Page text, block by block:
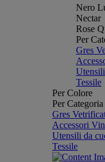
Nero
Nectar
Rose
Per
Gres
Tessile
Per Colore
Per Categoria
Gres
Accessori
Utensili da
Tessile